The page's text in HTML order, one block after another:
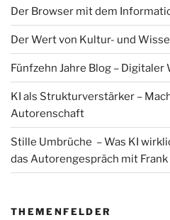
Der Browser mit dem
Der Wert von Kultur- und
Fünfzehn Jahre Blog –
KI als Strukturverstärker –
Autorenschaft
Stille Umbrüche – Was KI
das Autorengespräch mit
THEMENFELDER